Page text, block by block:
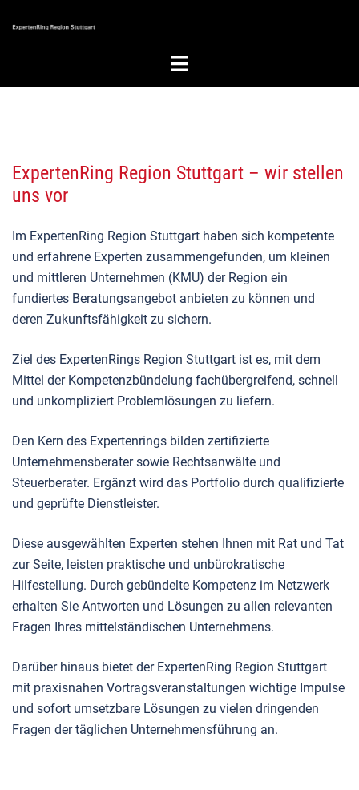
Inhalt
Menü
ExpertenRing Region Stuttgart – wir stellen
uns vor
Im ExpertenRing Region Stuttgart haben sich kompetente
und erfahrene Experten zusammengefunden, um kleinen
und mittleren Unternehmen (KMU) der Region ein
fundiertes Beratungsangebot anbieten zu können und
deren Zukunftsfähigkeit zu sichern.
Ziel des ExpertenRings Region Stuttgart ist es, mit dem
Mittel der Kompetenzbündelung fachübergreifend, schnell
und unkompliziert Problemlösungen zu liefern.
Den Kern des Expertenrings bilden zertifizierte
Unternehmensberater sowie Rechtsanwälte und
Steuerberater. Ergänzt wird das Portfolio durch qualifizierte
und geprüfte Dienstleister.
Diese ausgewählten Experten stehen Ihnen mit Rat und Tat
zur Seite, leisten praktische und unbürokratische
Hilfestellung. Durch gebündelte Kompetenz im Netzwerk
erhalten Sie Antworten und Lösungen zu allen relevanten
Fragen Ihres mittelständischen Unternehmens.
Darüber hinaus bietet der ExpertenRing Region Stuttgart
mit praxisnahen Vortragsveranstaltungen wichtige Impulse
und sofort umsetzbare Lösungen zu vielen dringenden
Fragen der täglichen Unternehmensführung an.